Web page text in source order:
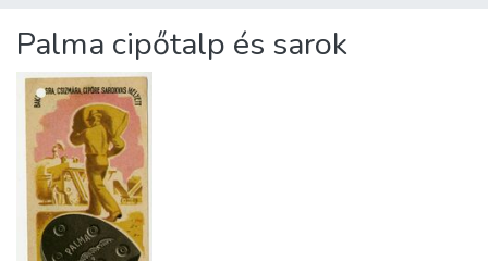
Statistics
About us
Palma cipőtalp és sarok